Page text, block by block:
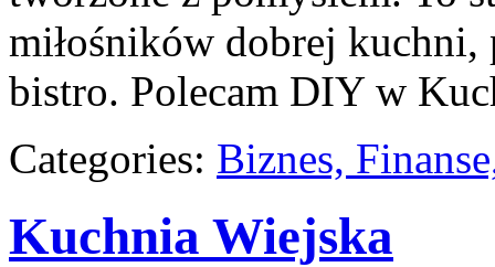
miłośników dobrej
bistro. Polecam DIY w
Categories: Biznes,
Kuchnia Wiejska